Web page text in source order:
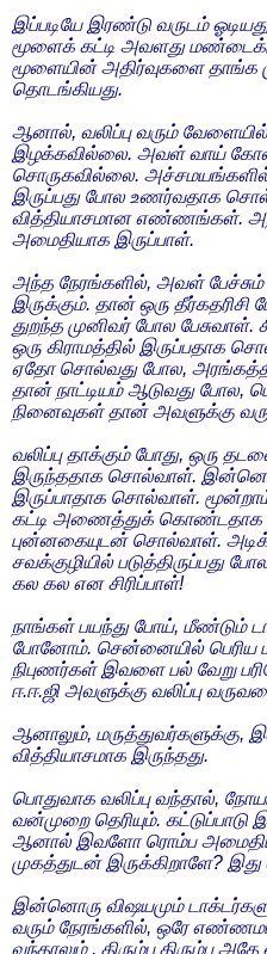
இப்படியே இரண்டு வருடம்
மூளைக் கட்டி அவளது
மூளையின் அதிர்வுகளை தாங்க
தொடங்கியது.
ஆனால், வலிப்பு வரும்
இழக்கவில்லை. அவள் வாய்
சொருகவில்லை.
இருப்பது போல உணர்வதாக
வித்தியாசமான எண்ணங்கள்.
அமைதியாக இருப்பாள்.
அந்த நேரங்களில், அவள் பேச்சும்
இருக்கும். தான் ஒரு தீர்கதரிசி
துறந்த முனிவர் போல
ஒரு கிராமத்தில் இருப்பதாக
ஏதோ சொல்வது போல,
தான் நாட்டியம் ஆடுவது போல,
நினைவுகள் தான் அவளுக்கு
வலிப்பு தாக்கும் போது, ஒரு
இருந்ததாக சொல்வாள்.
இருப்பாதாக சொல்வாள்.
கட்டி அணைத்துக் கொண்டதாக ,
புன்னகையுடன் சொல்வாள்.
சவக்குழியில் படுத்திருப்பது
கல கல என சிரிப்பாள்!
நாங்கள் பயந்து போய், மீண்டும்
போனோம். சென்னையில் பெரிய
நிபுணர்கள் இவளை பல் வேறு
ஈ.ஈ.ஜி அவளுக்கு வலிப்பு
ஆனாலும்,
வித்தியாசமாக இருந்தது.
பொதுவாக வலிப்பு வந்தால்,
வன்முறை தெரியும்.
ஆனால் இவளோ ரொம்ப
முகத்துடன் இருக்கிறாளே?
இன்னொரு விஷயமும்
வரும் நேரங்களில், ஒரே
வந்தாலும் , திரும்ப திரும்ப